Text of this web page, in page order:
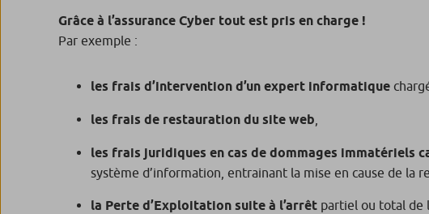
Grâce à l’assurance Cyber tout est pris en charge !
Par exemple :
les frais d’intervention d’un expert informatique
les frais de restauration du site web
les frais juridiques en cas de dommages immatériels
système d’information, entrainant la mise en cause de la
la Perte d’Exploitation suite à l’arrêt partiel ou total de